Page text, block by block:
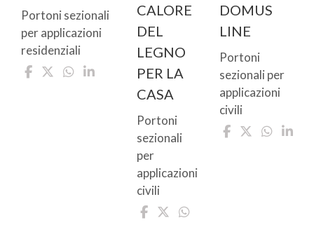
Portoni sezionali
per applicazioni
residenziali
CALORE
DEL
LEGNO
PER LA
CASA
Portoni
sezionali
per
applicazioni
civili
DOMUS
LINE
Portoni
sezionali per
applicazioni
civili